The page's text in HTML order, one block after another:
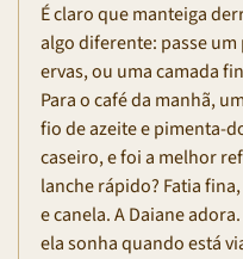
É claro que manteiga
algo diferente: passe
ervas, ou uma camada
Para o café da manhã,
fio de azeite e pimenta-
caseiro, e foi a melhor
lanche rápido? Fatia
e canela. A Daiane
ela sonha quando está